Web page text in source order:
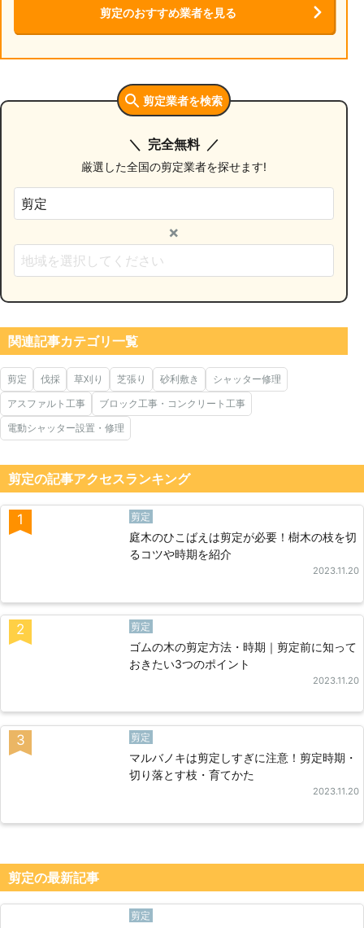
剪定のおすすめ業者を見る
剪定業者を検索
完全無料
厳選した全国の剪定業者を探せます!
×
関連記事カテゴリ一覧
剪定 伐採 草刈り 芝張り 砂利敷き
シャッター修理
アスファルト工事
ブロック工事・コンクリート工事
電動シャッター設置・修理
剪定の記事アクセスランキング
1 剪定
庭木のひこばえは剪定が必要！樹木の枝を切
るコツや時期を紹介
2023.11.20
2 剪定
ゴムの木の剪定方法・時期｜剪定前に知って
おきたい3つのポイント
2023.11.20
3 剪定
マルバノキは剪定しすぎに注意！剪定時期・
切り落とす枝・育てかた
2023.11.20
剪定の最新記事
剪定